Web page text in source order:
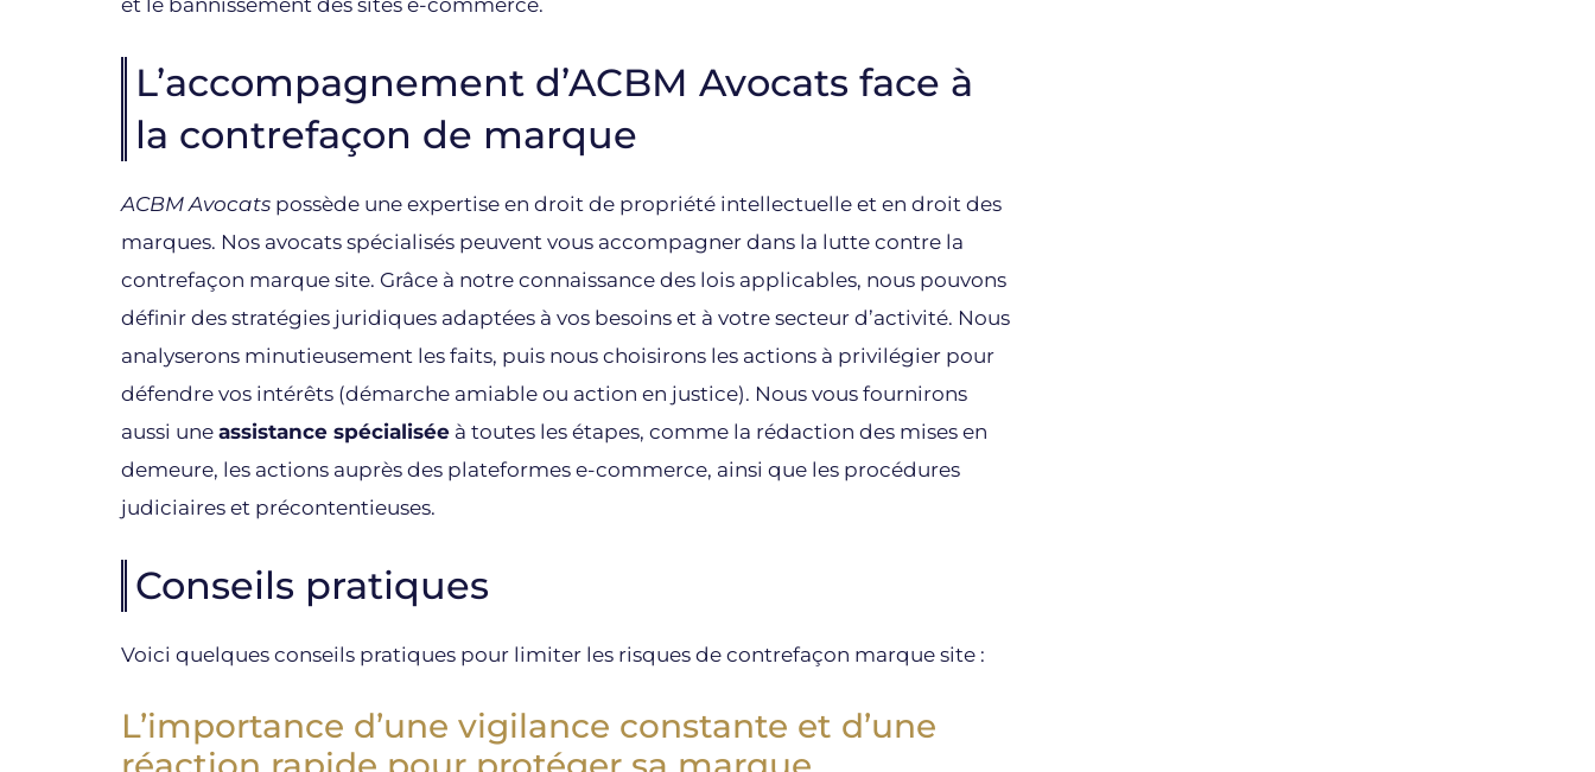
et le bannissement des sites e-commerce.
L’accompagnement d’ACBM Avocats face à
la contrefaçon de marque
ACBM Avocats possède une expertise en droit de propriété intellectuelle et en droit des
marques. Nos avocats spécialisés peuvent vous accompagner dans la lutte contre la
contrefaçon marque site. Grâce à notre connaissance des lois applicables, nous pouvons
définir des stratégies juridiques adaptées à vos besoins et à votre secteur d’activité. Nous
analyserons minutieusement les faits, puis nous choisirons les actions à privilégier pour
défendre vos intérêts (démarche amiable ou action en justice). Nous vous fournirons
aussi une assistance spécialisée à toutes les étapes, comme la rédaction des mises en
demeure, les actions auprès des plateformes e-commerce, ainsi que les procédures
judiciaires et précontentieuses.
Conseils pratiques
Voici quelques conseils pratiques pour limiter les risques de contrefaçon marque site :
L’importance d’une vigilance constante et d’une